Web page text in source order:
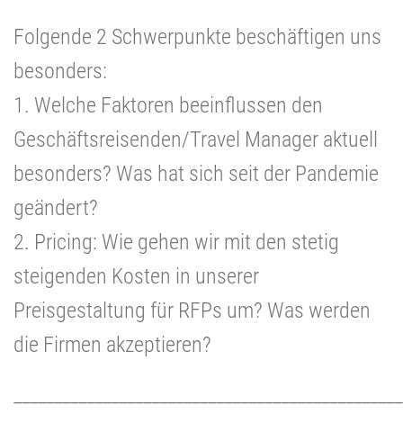
Folgende 2 Schwerpunkte beschäftigen uns
besonders:
1. Welche Faktoren beeinflussen den
Geschäftsreisenden/Travel Manager aktuell
besonders? Was hat sich seit der Pandemie
geändert?
2. Pricing: Wie gehen wir mit den stetig
steigenden Kosten in unserer
Preisgestaltung für RFPs um? Was werden
die Firmen akzeptieren?